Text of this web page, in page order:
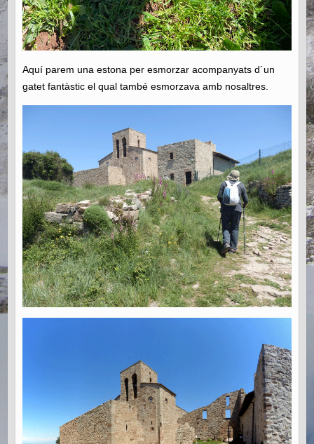
Aquí parem una estona per esmorzar acompanyats d´un
gatet fantàstic el qual també esmorzava amb nosaltres.